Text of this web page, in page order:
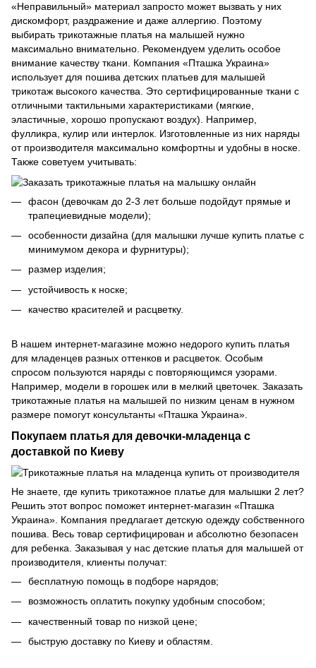
«Неправильный» материал запросто может вызвать у них
дискомфорт, раздражение и даже аллергию. Поэтому
выбирать трикотажные платья на малышей нужно
максимально внимательно. Рекомендуем уделить особое
внимание качеству ткани. Компания «Пташка Украина»
использует для пошива детских платьев для малышей
трикотаж высокого качества. Это сертифицированные ткани с
отличными тактильными характеристиками (мягкие,
эластичные, хорошо пропускают воздух). Например,
фулликра, кулир или интерлок. Изготовленные из них наряды
от производителя максимально комфортны и удобны в носке.
Также советуем учитывать:
фасон (девочкам до 2-3 лет больше подойдут прямые и
трапециевидные модели);
особенности дизайна (для малышки лучше купить платье с
минимумом декора и фурнитуры);
размер изделия;
устойчивость к носке;
качество красителей и расцветку.
В нашем интернет-магазине можно недорого купить платья
для младенцев разных оттенков и расцветок. Особым
спросом пользуются наряды с повторяющимся узорами.
Например, модели в горошек или в мелкий цветочек. Заказать
трикотажные платья на малышей по низким ценам в нужном
размере помогут консультанты «Пташка Украина».
Покупаем платья для девочки-младенца с
доставкой по Киеву
Не знаете, где купить трикотажное платье для малышки 2 лет?
Решить этот вопрос поможет интернет-магазин «Пташка
Украина». Компания предлагает детскую одежду собственного
пошива. Весь товар сертифицирован и абсолютно безопасен
для ребенка. Заказывая у нас детские платья для малышей от
производителя, клиенты получат:
бесплатную помощь в подборе нарядов;
возможность оплатить покупку удобным способом;
качественный товар по низкой цене;
быструю доставку по Киеву и областям.